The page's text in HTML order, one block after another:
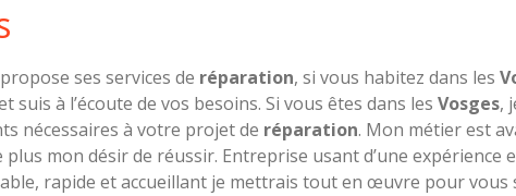
ses services de réparation, si vous habitez dans les
suis à l’écoute de vos besoins. Si vous êtes dans les Vosges,
nécessaires à votre projet de réparation. Mon métier est
mon désir de réussir. Entreprise usant d’une expérience
rapide et accueillant je mettrais tout en œuvre pour vous